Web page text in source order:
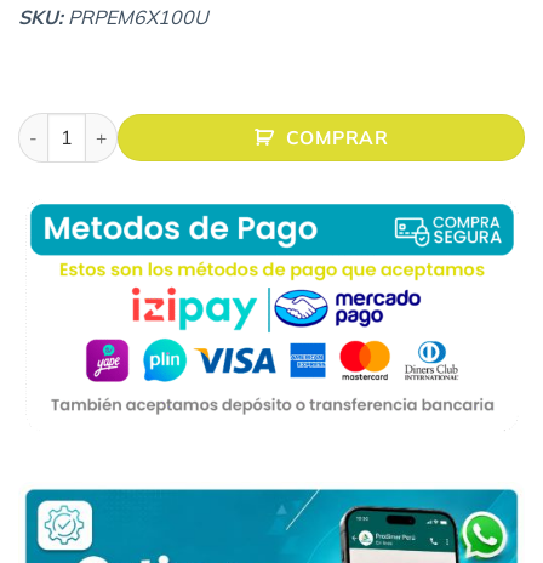
SKU: PRPEM6X100U
PERNOS ENJAULADOS M6 COLOR PLATA - PAQUETE DE
COMPRAR